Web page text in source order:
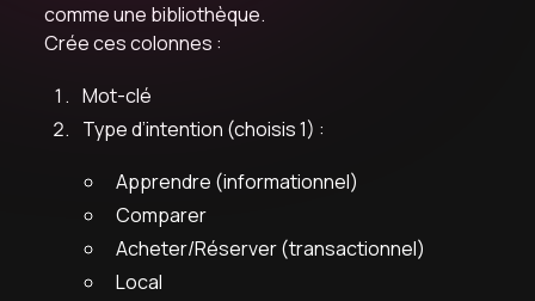
comme une bibliothèque.
Crée ces colonnes :
Mot-clé
Type d’intention (choisis 1) :
Apprendre (informationnel)
Comparer
Acheter/Réserver (transactionnel)
Local